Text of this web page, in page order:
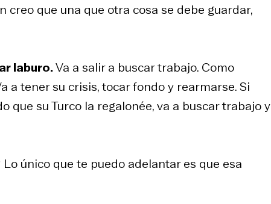
creo que una que otra cosa se debe guardar,
laburo.Va a salir a buscar trabajo. Como
a tener su crisis, tocar fondo y rearmarse. Si
su Turco la regalonée, va a buscar trabajo y
Lo único que te puedo adelantar es que esa